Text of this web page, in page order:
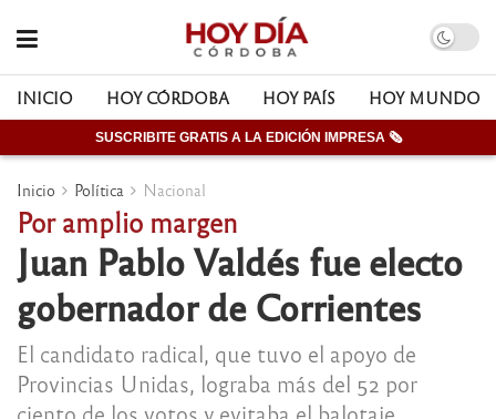
INICIO HOY CÓRDOBA HOY PAÍS HOY MUNDO
SUSCRIBITE GRATIS A LA EDICIÓN IMPRESA 🗞
Inicio Política Nacional
Por amplio margen
Juan Pablo Valdés fue electo
gobernador de Corrientes
El candidato radical, que tuvo el apoyo de
Provincias Unidas, lograba más del 52 por
ciento de los votos y evitaba el balotaje.